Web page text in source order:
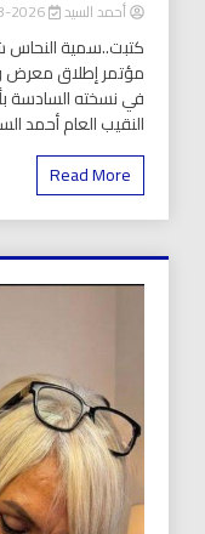
أحمد السيد 2026-08-04
كتبت..سمية النحاس
مؤتمر إطلاق معرض
في نسخته السادسة
النقيب العام أحمد
Read More